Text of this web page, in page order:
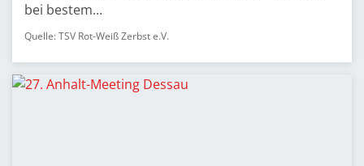
bei bestem...
Quelle: TSV Rot-Weiß Zerbst e.V.